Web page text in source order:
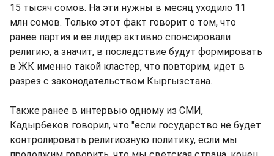
15 тысяч сомов. На эти нужны в месяц уходило 11
млн сомов. Только этот факт говорит о том, что
ранее партия и ее лидер активно спонсировали
религию, а значит, в последствие будут формировать
в ЖК именно такой кластер, что повторим, идет в
разрез с законодательством Кыргызстана.
Также ранее в интервью одному из СМИ,
Кадырбеков говорил, что "если государство не будет
контролировать религиозную политику, если мы